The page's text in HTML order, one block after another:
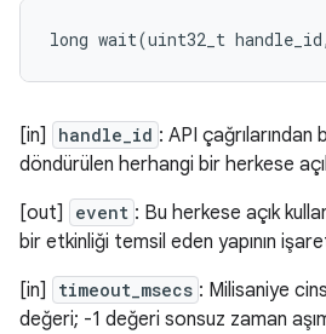
long wait(uint32_t handle_id,
[in] handle_id : API çağrılarından
döndürülen herhangi bir herkese açık
[out]
event : Bu herkese açık
bir etkinliği temsil eden yapının
[in]
timeout_msecs : Milisaniye
değeri; -1 değeri sonsuz zaman